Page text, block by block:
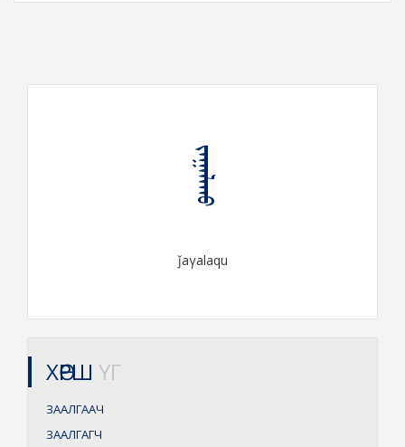
ᠵᠠᠭᠠᠯᠠᠬᠤ
ǰaγalaqu
ХӨРШ ҮГ
ЗААЛГААЧ
ЗААЛГАГЧ